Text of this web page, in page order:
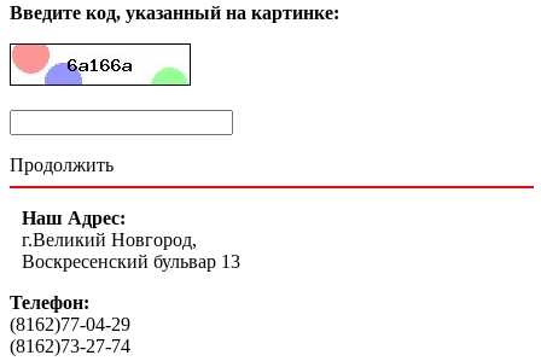
Введите код, указанный на картинке:
Продолжить
Наш Адрес:
г.Великий Новгород,
Воскресенский бульвар 13
Телефон:
(8162)77-04-29
(8162)73-27-74